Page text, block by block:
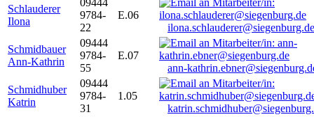
Schlauderer
Ilona
09444
9784-
22
E.06
ilona.schlauderer@siegenburg.de
Schmidbauer
Ann-Kathrin
09444
9784-
55
E.07
ann-
Schmidhuber
Katrin
09444
9784-
31
1.05